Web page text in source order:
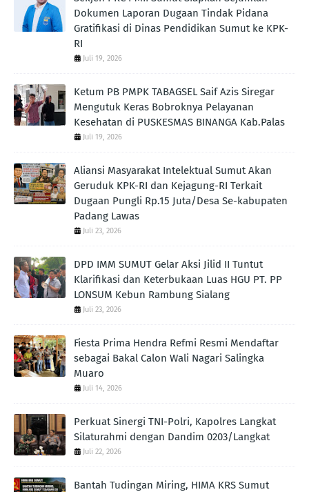
Dokumen Laporan Dugaan Tindak Pidana
Gratifikasi di Dinas Pendidikan Sumut ke KPK-
RI
Juli 19, 2026
Ketum PB PMPK TABAGSEL Saif Azis Siregar
Mengutuk Keras Bobroknya Pelayanan
Kesehatan di PUSKESMAS BINANGA Kab.Palas
Juli 19, 2026
Aliansi Masyarakat Intelektual Sumut Akan
Geruduk KPK-RI dan Kejagung-RI Terkait
Dugaan Pungli Rp.15 Juta/Desa Se-kabupaten
Padang Lawas
Juli 23, 2026
DPD IMM SUMUT Gelar Aksi Jilid II Tuntut
Klarifikasi dan Keterbukaan Luas HGU PT. PP
LONSUM Kebun Rambung Sialang
Juli 23, 2026
Fiesta Prima Hendra Refmi Resmi Mendaftar
sebagai Bakal Calon Wali Nagari Salingka
Muaro
Juli 14, 2026
Perkuat Sinergi TNI-Polri, Kapolres Langkat
Silaturahmi dengan Dandim 0203/Langkat
Juli 22, 2026
Bantah Tudingan Miring, HIMA KRS Sumut